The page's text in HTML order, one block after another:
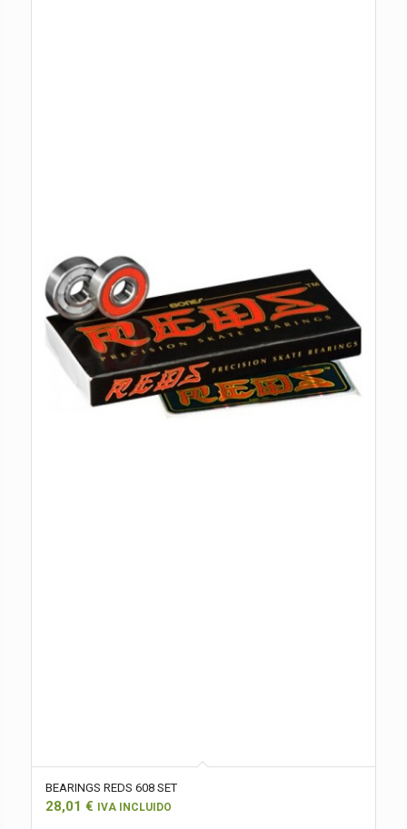
BEARINGS REDS 608 SET
28,01 € IVA INCLUIDO